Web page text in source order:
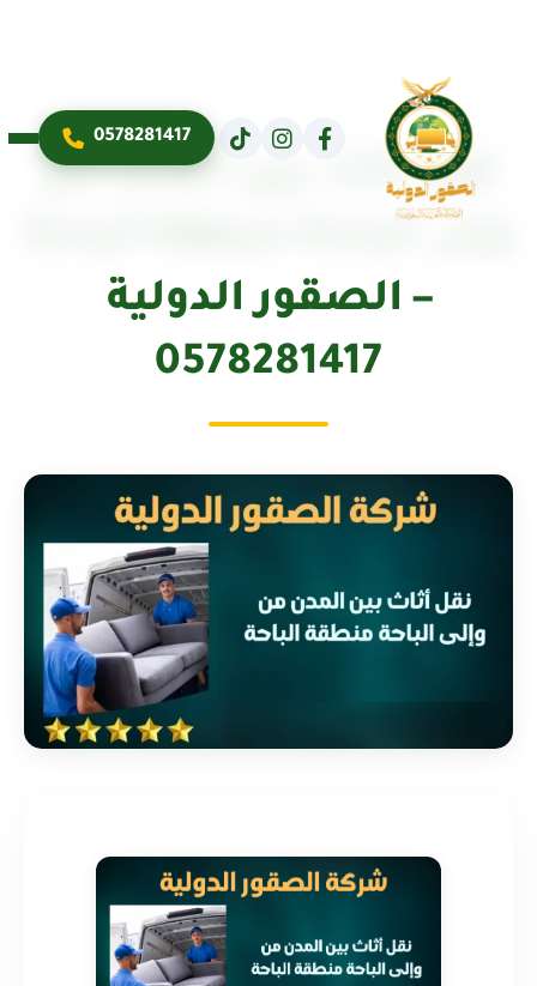
0578281417
نقل أثاث بين المدن من
– الصقور الدولية
0578281417